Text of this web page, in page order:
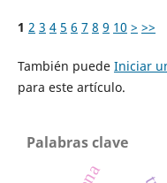
1 2 3 4 5 6 7 8 9 10 > >>
También puede Iniciar
para este artículo.
Palabras clave